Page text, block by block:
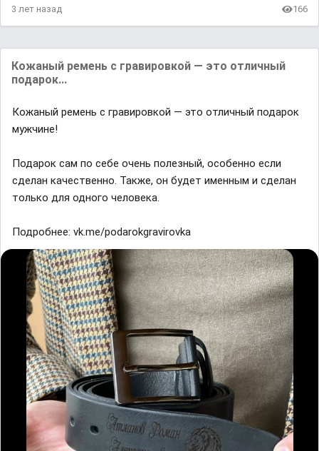
3 лет назад 166
Кожаный ремень с гравировкой — это отличный
подарок...
Кожаный ремень с гравировкой — это отличный подарок
мужчине!
Подарок сам по себе очень полезный, особенно если
сделан качественно. Также, он будет именным и сделан
только для одного человека.
Подробнее: vk.me/podarokgravirovka